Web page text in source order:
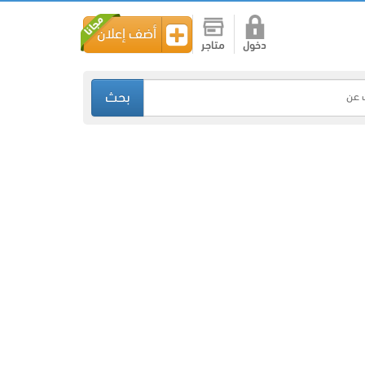
دخول متاجر
أضف إعلان
بحث